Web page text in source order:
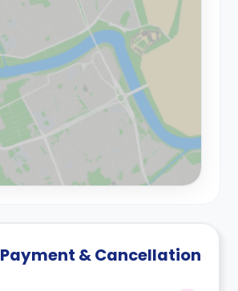
Payment & Cancellation